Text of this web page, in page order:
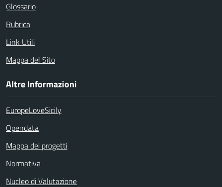
Glossario
Rubrica
Link Utili
Mappa del Sito
Altre Informazioni
EuropeLoveSicily
Opendata
Mappa dei progetti
Normativa
Nucleo di Valutazione